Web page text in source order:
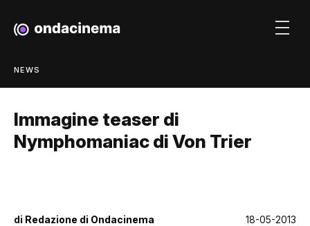
NEWS
Immagine teaser di
Nymphomaniac di Von Trier
di Redazione di Ondacinema 18-05-2013